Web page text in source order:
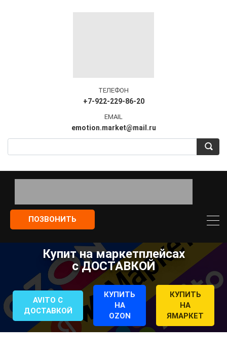
ТЕЛЕФОН
+7-922-229-86-20
EMAIL
emotion.market@mail.ru
ПОЗВОНИТЬ
Купит на маркетплейсах
с ДОСТАВКОЙ
AVITO С
ДОСТАВКОЙ
КУПИТЬ
НА
OZON
КУПИТЬ
НА
ЯМАРКЕТ